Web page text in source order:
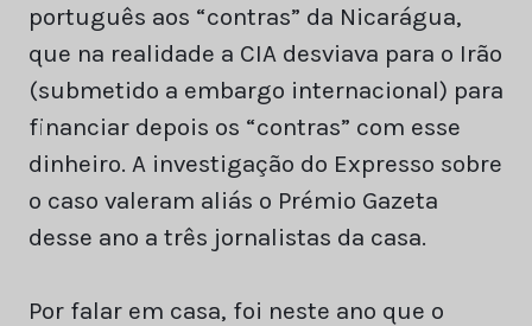
português aos “contras” da Nicarágua,
que na realidade a CIA desviava para o Irão
(submetido a embargo internacional) para
financiar depois os “contras” com esse
dinheiro. A investigação do Expresso sobre
o caso valeram aliás o Prémio Gazeta
desse ano a três jornalistas da casa.
Por falar em casa, foi neste ano que o